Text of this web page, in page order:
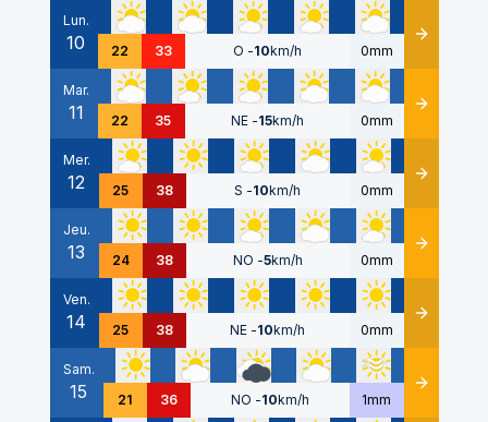
Lun.
10 22 33 O -10km/h 0mm Détails
Mar.
11 22 35 NE -15km/h 0mm Détails
Mer.
12 25 38 S -10km/h 0mm Détails
Jeu.
13 24 38 NO -5km/h 0mm Détails
Ven.
14 25 38 NE -10km/h 0mm Détails
Sam.
15 21 36 NO -10km/h 1mm Détails